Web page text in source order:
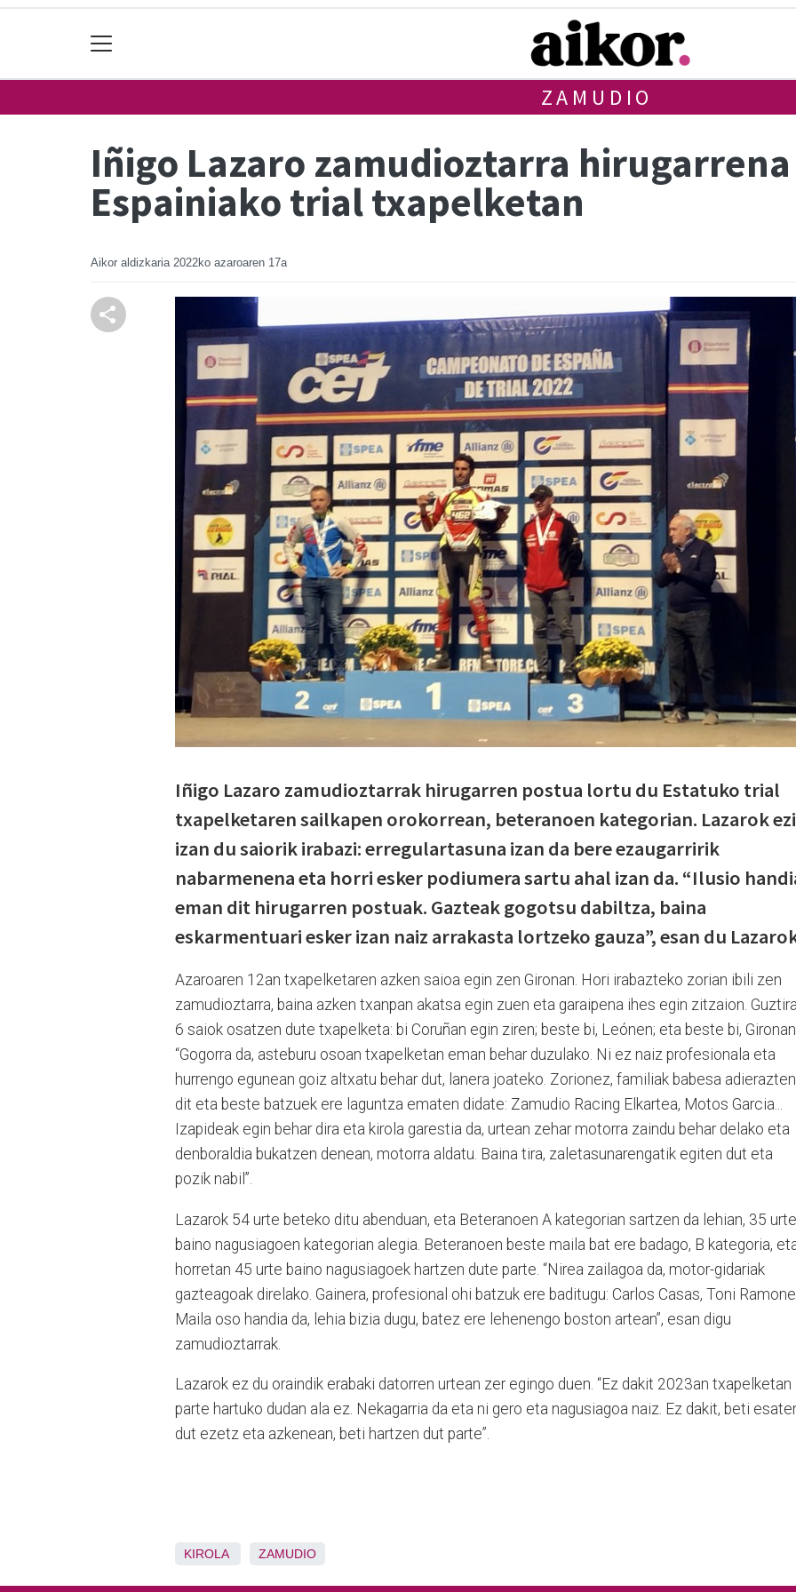
ZAMUDIO
Iñigo Lazaro zamudioztarra
Espainiako trial txapelketan
Aikor aldizkaria 2022ko azaroaren 17a
Iñigo Lazaro zamudioztarrak hirugarren postua lortu du Estatuko trial
txapelketaren sailkapen orokorrean, beteranoen kategorian. Lazarok
izan du saiorik irabazi: erregulartasuna izan da bere ezaugarririk
nabarmenena eta horri esker podiumera sartu ahal izan da. “Ilusio
eman dit hirugarren postuak. Gazteak gogotsu dabiltza, baina
eskarmentuari esker izan naiz arrakasta lortzeko gauza”, esan du
Azaroaren 12an txapelketaren azken saioa egin zen Gironan. Hori irabazteko zorian ibili zen
zamudioztarra, baina azken txanpan akatsa egin zuen eta garaipena ihes egin zitzaion.
6 saiok osatzen dute txapelketa: bi Coruñan egin ziren; beste bi, Leónen; eta beste bi, Gironan.
“Gogorra da, asteburu osoan txapelketan eman behar duzulako. Ni ez naiz profesionala eta
hurrengo egunean goiz altxatu behar dut, lanera joateko. Zorionez, familiak babesa adierazten
dit eta beste batzuek ere laguntza ematen didate: Zamudio Racing Elkartea, Motos Garcia...
Izapideak egin behar dira eta kirola garestia da, urtean zehar motorra zaindu behar delako eta
denboraldia bukatzen denean, motorra aldatu. Baina tira, zaletasunarengatik egiten dut eta
pozik nabil”.
Lazarok 54 urte beteko ditu abenduan, eta Beteranoen A kategorian sartzen da lehian, 35 urte
baino nagusiagoen kategorian alegia. Beteranoen beste maila bat ere badago, B kategoria,
horretan 45 urte baino nagusiagoek hartzen dute parte. “Nirea zailagoa da, motor-gidariak
gazteagoak direlako. Gainera, profesional ohi batzuk ere baditugu: Carlos Casas, Toni
Maila oso handia da, lehia bizia dugu, batez ere lehenengo boston artean”, esan digu
zamudioztarrak.
Lazarok ez du oraindik erabaki datorren urtean zer egingo duen. “Ez dakit 2023an txapelketan
parte hartuko dudan ala ez. Nekagarria da eta ni gero eta nagusiagoa naiz. Ez dakit, beti
dut ezetz eta azkenean, beti hartzen dut parte”.
KIROLA ZAMUDIO